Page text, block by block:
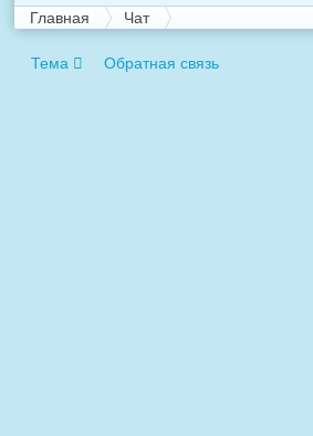
Главная Чат
Тема Обратная связь